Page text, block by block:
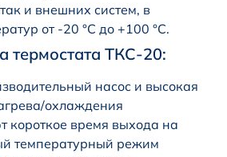
и внешних систем, в
от -20 °С до +100 °C.
термостата ТКС-20:
насос и высокая
охлаждения
короткое время выхода на
температурный режим